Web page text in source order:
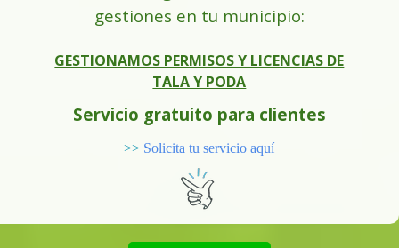
gestiones en tu municipio:
GESTIONAMOS PERMISOS Y LICENCIAS DE
TALA Y PODA
Servicio gratuito para clientes
>> Solicita tu servicio aquí